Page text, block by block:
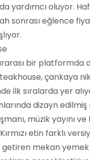
yardımcı oluyor.
sonrası eğlence
bir platformda
çankaya
ilk sıralarda yer
dizayn
müzik yayını
etin farklı
getiren mekan yemek